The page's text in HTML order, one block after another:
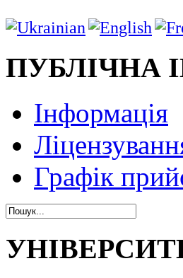
ПУБЛІЧНА
Інформація
Графік